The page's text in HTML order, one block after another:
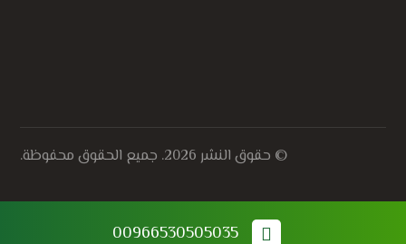
© حقوق النشر 2026. جميع الحقوق محفوظة.
00966530505035